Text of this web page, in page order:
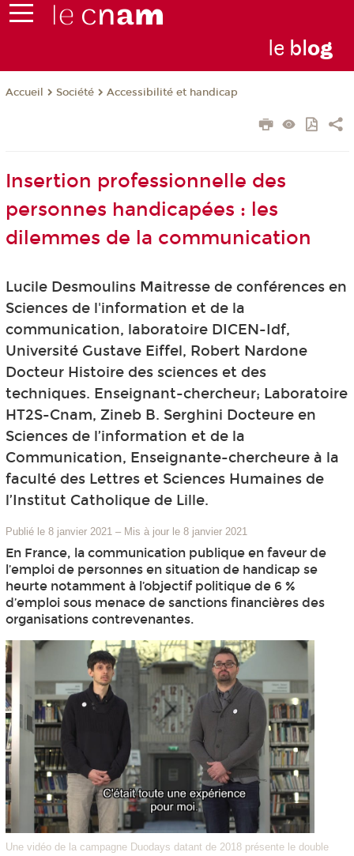
le blog
Accueil Société Accessibilité et handicap
Insertion professionnelle des
personnes handicapées : les
dilemmes de la communication
Lucile Desmoulins Maitresse de conférences en
Sciences de l'information et de la
communication, laboratoire DICEN-Idf,
Université Gustave Eiffel, Robert Nardone
Docteur Histoire des sciences et des
techniques. Enseignant-chercheur; Laboratoire
HT2S-Cnam, Zineb B. Serghini Docteure en
Sciences de l’information et de la
Communication, Enseignante-chercheure à la
faculté des Lettres et Sciences Humaines de
l’Institut Catholique de Lille.
Publié le 8 janvier 2021 – Mis à jour le 8 janvier 2021
En France, la communication publique en faveur de
l’emploi de personnes en situation de handicap se
heurte notamment à l’objectif politique de 6 %
d’emploi sous menace de sanctions financières des
organisations contrevenantes.
Une vidéo de la campagne Duodays datant de 2018 présente le double